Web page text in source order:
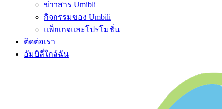
ข่าวสาร Umibli
กิจกรรมของ Umbili
แพ็กเกจและโปรโมชั่น
ติดต่อเรา
อัมบิลี่ใกล้ฉัน